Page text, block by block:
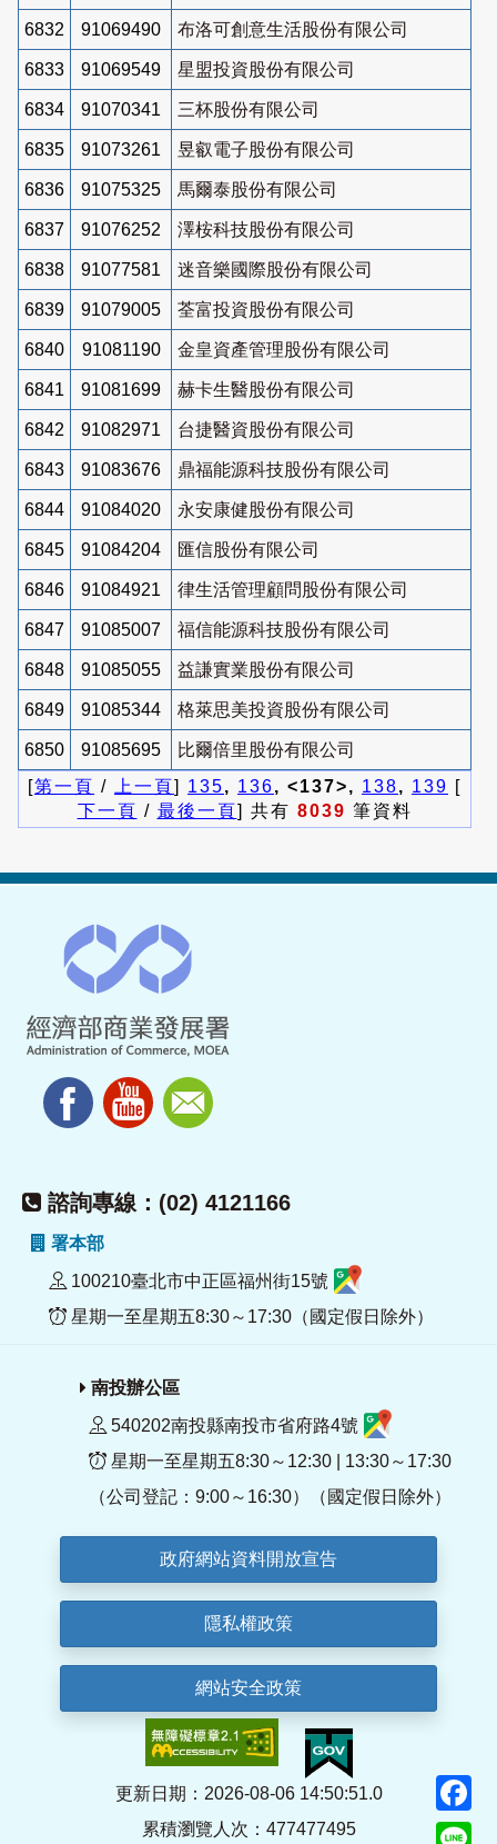
6832 91069490 布洛可創意生活股份有限公司
6833 91069549 星盟投資股份有限公司
6834 91070341 三杯股份有限公司
6835 91073261 昱叡電子股份有限公司
6836 91075325 馬爾泰股份有限公司
6837 91076252 澤桉科技股份有限公司
6838 91077581 迷音樂國際股份有限公司
6839 91079005 荃富投資股份有限公司
6840 91081190 金皇資產管理股份有限公司
6841 91081699 赫卡生醫股份有限公司
6842 91082971 台捷醫資股份有限公司
6843 91083676 鼎福能源科技股份有限公司
6844 91084020 永安康健股份有限公司
6845 91084204 匯信股份有限公司
6846 91084921 律生活管理顧問股份有限公司
6847 91085007 福信能源科技股份有限公司
6848 91085055 益謙實業股份有限公司
6849 91085344 格萊思美投資股份有限公司
6850 91085695
比爾倍里股份有限公司
[第一頁 / 上一頁] 135, 136, <137>, 138, 139 [
下一頁 / 最後一頁] 共有 8039 筆資料
諮詢專線：(02) 4121166
署本部
100210臺北市中正區福州街15號
星期一至星期五8:30～17:30（國定假日除外）
南投辦公區
540202南投縣南投市省府路4號
星期一至星期五8:30～12:30 | 13:30～17:30
（公司登記：9:00～16:30）（國定假日除外）
政府網站資料開放宣告
隱私權政策
網站安全政策
更新日期：2026-08-06 14:50:51.0
累積瀏覽人次：477477495